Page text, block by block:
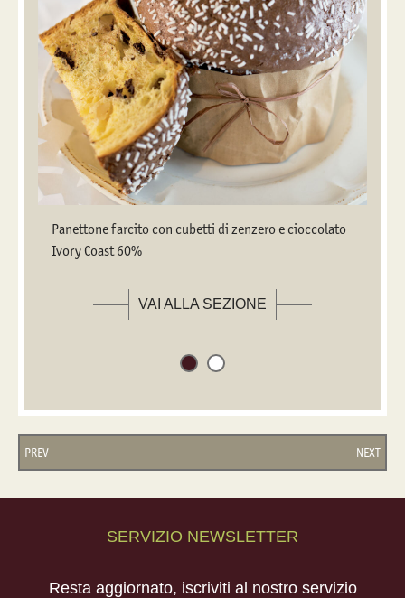
Panettone farcito con cubetti di zenzero e cioccolato
Ivory Coast 60%
VAI ALLA SEZIONE
PREV NEXT
SERVIZIO NEWSLETTER
Resta aggiornato, iscriviti al nostro servizio